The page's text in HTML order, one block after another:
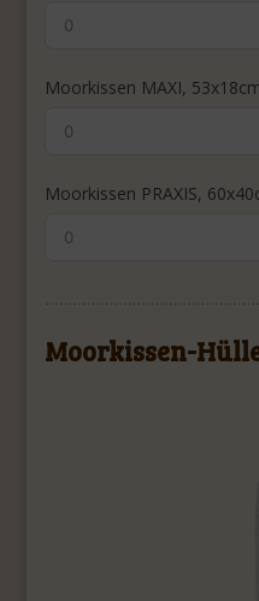
Moorkissen MAXI,
Moorkissen PRAXIS,
Moorkissen-